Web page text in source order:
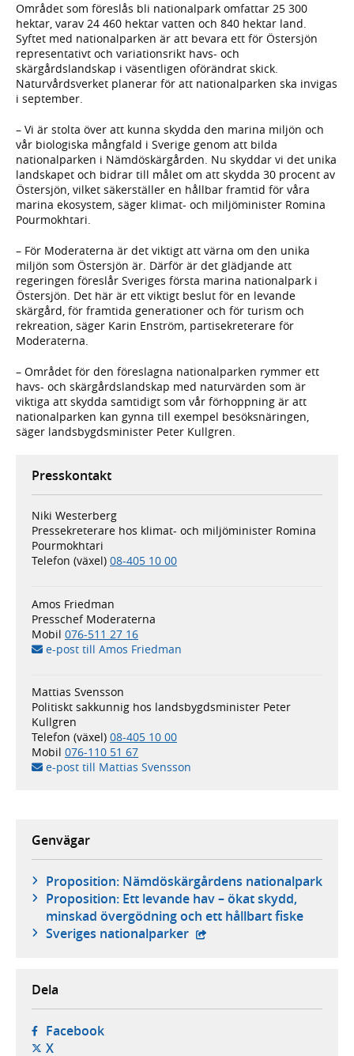
Området som föreslås bli nationalpark omfattar 25 300
hektar, varav 24 460 hektar vatten och 840 hektar land.
Syftet med nationalparken är att bevara ett för Östersjön
representativt och variationsrikt havs- och
skärgårdslandskap i väsentligen oförändrat skick.
Naturvårdsverket planerar för att nationalparken ska invigas
i september.
– Vi är stolta över att kunna skydda den marina miljön och
vår biologiska mångfald i Sverige genom att bilda
nationalparken i Nämdöskärgården. Nu skyddar vi det unika
landskapet och bidrar till målet om att skydda 30 procent av
Östersjön, vilket säkerställer en hållbar framtid för våra
marina ekosystem, säger klimat- och miljöminister Romina
Pourmokhtari.
– För Moderaterna är det viktigt att värna om den unika
miljön som Östersjön är. Därför är det glädjande att
regeringen föreslår Sveriges första marina nationalpark i
Östersjön. Det här är ett viktigt beslut för en levande
skärgård, för framtida generationer och för turism och
rekreation, säger Karin Enström, partisekreterare för
Moderaterna.
– Området för den föreslagna nationalparken rymmer ett
havs- och skärgårdslandskap med naturvärden som är
viktiga att skydda samtidigt som vår förhoppning är att
nationalparken kan gynna till exempel besöksnäringen,
säger landsbygdsminister Peter Kullgren.
Presskontakt
Niki Westerberg
Pressekreterare hos klimat- och miljöminister Romina
Pourmokhtari
Telefon (växel) 08-405 10 00
Amos Friedman
Presschef Moderaterna
Mobil 076-511 27 16
e-post till Amos Friedman
Mattias Svensson
Politiskt sakkunnig hos landsbygdsminister Peter
Kullgren
Telefon (växel) 08-405 10 00
Mobil 076-110 51 67
e-post till Mattias Svensson
Genvägar
Proposition: Nämdöskärgårdens nationalpark
Proposition: Ett levande hav – ökat skydd,
minskad övergödning och ett hållbart fiske
Sveriges nationalparker - extern webbplats,
Dela
Facebook- öppnas i ny flik, extern webbplats,
X- öppnas i ny flik, extern webbplats,